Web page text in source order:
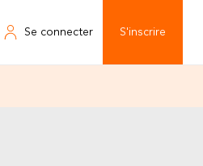
S'inscrire
Se connecter